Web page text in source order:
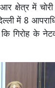
क्षेत्र में
में 8
कि गिरोह के